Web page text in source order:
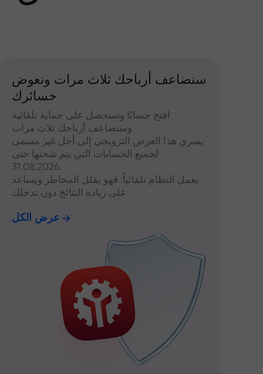
سنضاعف أرباحك ثلاث مرات ونعوض
خسائرك
افتح حسابًا وستحصل على حماية تلقائية
وستضاعف أرباحك ثلاث مرات
يسري هذا العرض الترويجي إلى أجل غير مسمى
لجميع الحسابات التي يتم شحنها حتى
31.08.2026.
يعمل النظام تلقائياً: فهو يقلل المخاطر ويساعد
على زيادة النتائج دون تدخلك
عرض الكل